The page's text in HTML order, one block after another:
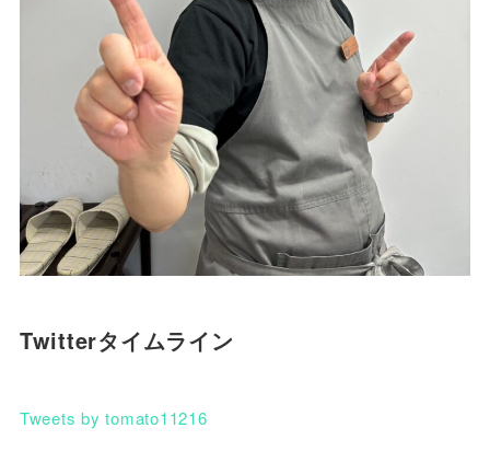
Twitterタイムライン
Tweets by tomato11216